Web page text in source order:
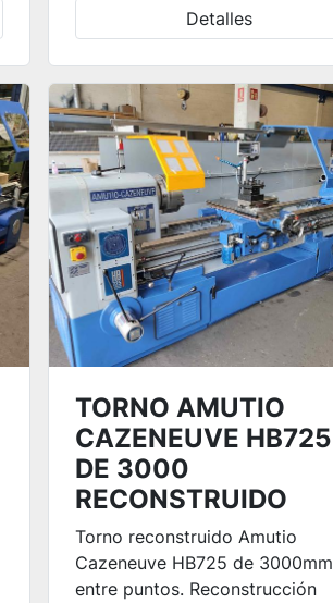
Detalles
TORNO AMUTIO
CAZENEUVE HB725
DE 3000
RECONSTRUIDO
Torno reconstruido Amutio
Cazeneuve HB725 de 3000mm
entre puntos. Reconstrucción